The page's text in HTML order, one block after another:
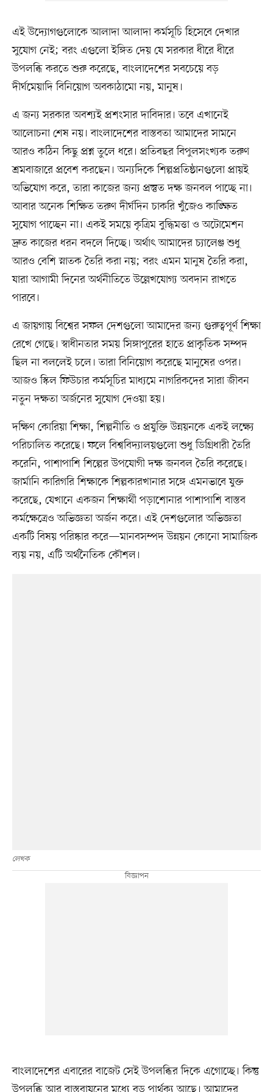
এই উদ্যোগগুলোকে আলাদা আলাদা কর্মসূচি হিসেবে দেখার
সুযোগ নেই; বরং এগুলো ইঙ্গিত দেয় যে সরকার ধীরে ধীরে
উপলব্ধি করতে শুরু করেছে, বাংলাদেশের সবচেয়ে বড়
দীর্ঘমেয়াদি বিনিয়োগ অবকাঠামো নয়, মানুষ।
এ জন্য সরকার অবশ্যই প্রশংসার দাবিদার। তবে এখানেই
আলোচনা শেষ নয়। বাংলাদেশের বাস্তবতা আমাদের সামনে
আরও কঠিন কিছু প্রশ্ন তুলে ধরে। প্রতিবছর বিপুলসংখ্যক তরুণ
শ্রমবাজারে প্রবেশ করছেন। অন্যদিকে শিল্পপ্রতিষ্ঠানগুলো প্রায়ই
অভিযোগ করে, তারা কাজের জন্য প্রস্তুত দক্ষ জনবল পাচ্ছে না।
আবার অনেক শিক্ষিত তরুণ দীর্ঘদিন চাকরি খুঁজেও কাঙ্ক্ষিত
সুযোগ পাচ্ছেন না। একই সময়ে কৃত্রিম বুদ্ধিমত্তা ও অটোমেশন
দ্রুত কাজের ধরন বদলে দিচ্ছে। অর্থাৎ আমাদের চ্যালেঞ্জ শুধু
আরও বেশি স্নাতক তৈরি করা নয়; বরং এমন মানুষ তৈরি করা,
যারা আগামী দিনের অর্থনীতিতে উল্লেখযোগ্য অবদান রাখতে
পারবে।
এ জায়গায় বিশ্বের সফল দেশগুলো আমাদের জন্য গুরুত্বপূর্ণ শিক্ষা
রেখে গেছে। স্বাধীনতার সময় সিঙ্গাপুরের হাতে প্রাকৃতিক সম্পদ
ছিল না বললেই চলে। তারা বিনিয়োগ করেছে মানুষের ওপর।
আজও স্কিল ফিউচার কর্মসূচির মাধ্যমে নাগরিকদের সারা জীবন
নতুন দক্ষতা অর্জনের সুযোগ দেওয়া হয়।
দক্ষিণ কোরিয়া শিক্ষা, শিল্পনীতি ও প্রযুক্তি উন্নয়নকে একই লক্ষ্যে
পরিচালিত করেছে। ফলে বিশ্ববিদ্যালয়গুলো শুধু ডিগ্রিধারী তৈরি
করেনি, পাশাপাশি শিল্পের উপযোগী দক্ষ জনবল তৈরি করেছে।
জার্মানি কারিগরি শিক্ষাকে শিল্পকারখানার সঙ্গে এমনভাবে যুক্ত
করেছে, যেখানে একজন শিক্ষার্থী পড়াশোনার পাশাপাশি বাস্তব
কর্মক্ষেত্রেও অভিজ্ঞতা অর্জন করে। এই দেশগুলোর অভিজ্ঞতা
একটি বিষয় পরিষ্কার করে—মানবসম্পদ উন্নয়ন কোনো সামাজিক
ব্যয় নয়, এটি অর্থনৈতিক কৌশল।
লেখক
বাংলাদেশের এবারের বাজেট সেই উপলব্ধির দিকে এগোচ্ছে। কিন্তু